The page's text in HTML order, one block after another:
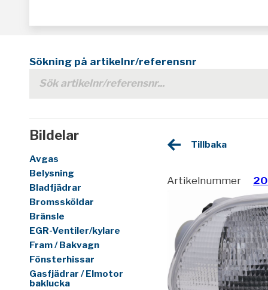
Sökning på artikelnr/referensnr
Bildelar
Avgas
Belysning
Bladfjädrar
Bromssköldar
Bränsle
EGR-Ventiler/kylare
Fram / Bakvagn
Fönsterhissar
Gasfjädrar / Elmotor
baklucka
Tillbaka
Artikelnummer